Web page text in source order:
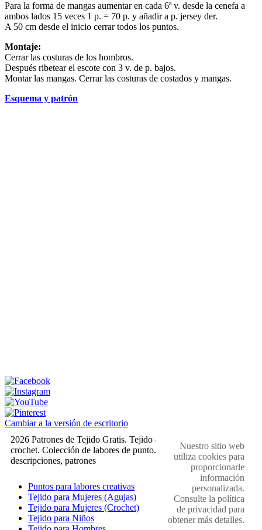
Para la forma de mangas aumentar en cada 6ª v. desde la cenefa a
ambos lados 15 veces 1 p. = 70 p. y añadir a p. jersey der.
A 50 cm desde el inicio cerrar todos los puntos.
Montaje:
Cerrar las costuras de los hombros.
Después ribetear el escote con 3 v. de p. bajos.
Montar las mangas. Cerrar las costuras de costados y mangas.
Esquema y patrón
Cambiar a la versión de escritorio
2026 Patrones de Tejido Gratis. Tejido a dos agujas y
crochet. Colección de labores de punto. Muestras,
descripciones, patrones
Puntos para labores creativas
Tejido para Mujeres (Agujas)
Tejido para Mujeres (Crochet)
Tejido para Niños
Nuestro sitio web
utiliza cookies para
proporcionarle
información
personalizada.
Consulte la política
de privacidad para
obtener más detalles.